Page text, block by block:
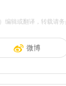
编辑或翻译，转载请务
微博